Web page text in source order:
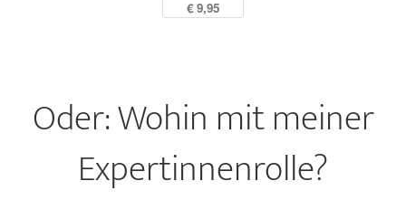
€ 9,95
Oder: Wohin mit meiner
Expertinnenrolle?